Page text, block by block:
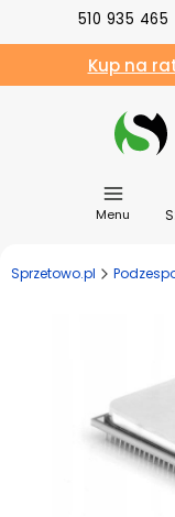
510 935 465
Kup na
Menu
Sprzetowo.pl